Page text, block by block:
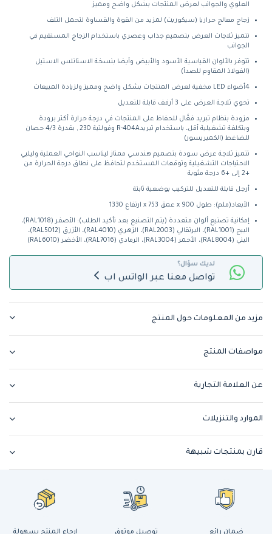
العلوي والجوانب لعرض المنتجات بشكل واضح ومميز
زجاج معالج حراريا (سيكوريت) لمزيد من القوة والقساوة لتحمل التلف
تتميز ثلاجات العرض بتصميم جذاب وعصري باستخدام الزجاج المستقيم في
الجوانب
تتوفر بالألوان القياسية الأسود والأبيض وأيضا بنسخة الاستانلس الاستيل
(الفولاذ المقاوم للصدأ)
4أضواء LED مخفية لعرض المنتجات بشكل واضح ومميز ولزيادة المبيعات
تحوي ثلاجة العرض على 3 أرفف قابلة للتعديل
مزودة بنظام تبريد فعَّال للحفاظ على المنتجات في درجة حرارة أكثر برودة
وبتكلفة تشغيلية أقل، باستخدام تبريدR-404A وفولتية 230 , بقدرة 4/3 حصان
للضاغط (الكمبريسور)
تتميز ثلاجة عرض سودة بتصميم هندسي ممتاز ليناسب النواحي العملية وليلبي
الاحتياجات التشغيلية وتوقعات المستخدم لتحافظ على نطاق درجة الحرارة من
+2 إلى +6 درجة مئوية
أرجل قابلة للتعديل للتركيب بوضعية ثابتة
الأبعاد(ملم): طول 900 x عمق 753 x ارتفاع 1330
إمكانية تصنيع ألوان متعددة (يتم التصنيع بعد تأكيد الطلب): الأصفر (RAL1018)،
البيج (RAL1001)، البرتقالي (RAL2003)، الزهري (RAL4010)، الأزرق (RAL5012)،
البني (RAL8004)، الأحمر (RAL3004)، الرمادي (RAL7016)، الأخضر (RAL6010)
لديك سؤال؟
تواصل معنا عبر الواتس اب
مزيد من المعلومات حول المنتج
مواصفات المنتج
عن العلامة التجارية
الموارد والتنزيلات
قارن بمنتجات شبيهة
ضمان رائع توصيل موثوق إرجاع المنتج بسهولة